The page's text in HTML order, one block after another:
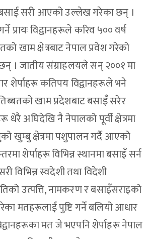
बसाई सरी आएको उल्लेख गरेका छन् ।
प्रायः विद्वानहरूले करिव ५०० वर्ष
खाम क्षेत्रबाट नेपाल प्रवेश गरेको
। जातीय संग्राहलयले सन् २००१ मा
शेर्पाहरू कतिपय विद्वानहरूले भने
खाम प्रदेशबाट बसाइँ सरेर
अघिदेखि नै नेपालको पूर्वी क्षेत्रमा
खुम्बु क्षेत्रमा पशुपालन गर्दै आएको
शेर्पाहरू विभिन्न स्थानमा बसाइँ सर्न
विभिन्न स्वदेशी तथा विदेशी
उत्पत्ति, नामकरण र बसाइँसराइको
मतहरूलाई पुष्टि गर्ने बलियो आधार
मत जे भएपनि शेर्पाहरू नेपाल